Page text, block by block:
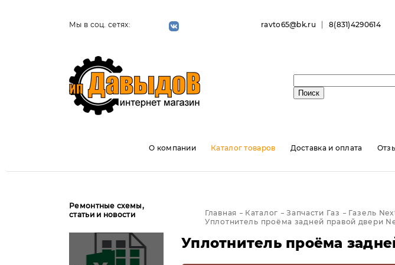
Мы в соц. сетях: ravto65@bk.ru 8(831)4290614
О компании Каталог товаров Доставка и оплата
Ремонтные схемы,
статьи и новости
Главная Каталог Запчасти Газ Газель
Уплотнитель проёма задней правой двери
Уплотнитель проёма